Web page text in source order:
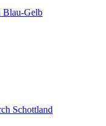
Blau-Gelb
Schottland